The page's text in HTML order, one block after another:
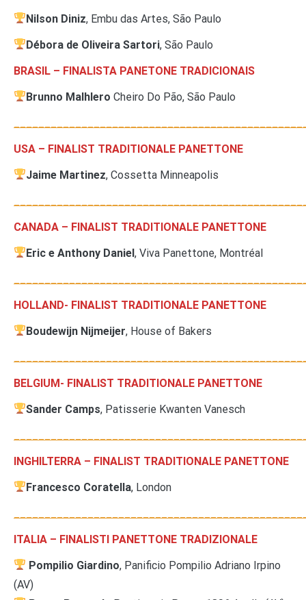
Nilson Diniz, Embu das Artes, São Paulo
Débora de Oliveira Sartori, São Paulo
BRASIL – FINALISTA PANETONE TRADICIONAIS
Brunno Malhlero Cheiro Do Pão, São Paulo
USA – FINALIST TRADITIONALE PANETTONE
Jaime Martinez, Cossetta Minneapolis
CANADA – FINALIST TRADITIONALE PANETTONE
Eric e Anthony Daniel, Viva Panettone, Montréal
HOLLAND- FINALIST TRADITIONALE PANETTONE
Boudewijn Nijmeijer, House of Bakers
BELGIUM- FINALIST TRADITIONALE PANETTONE
Sander Camps, Patisserie Kwanten Vanesch
INGHILTERRA – FINALIST TRADITIONALE PANETTONE
Francesco Coratella, London
ITALIA – FINALISTI PANETTONE TRADIZIONALE
Pompilio Giardino, Panificio Pompilio Adriano Irpino
(AV)